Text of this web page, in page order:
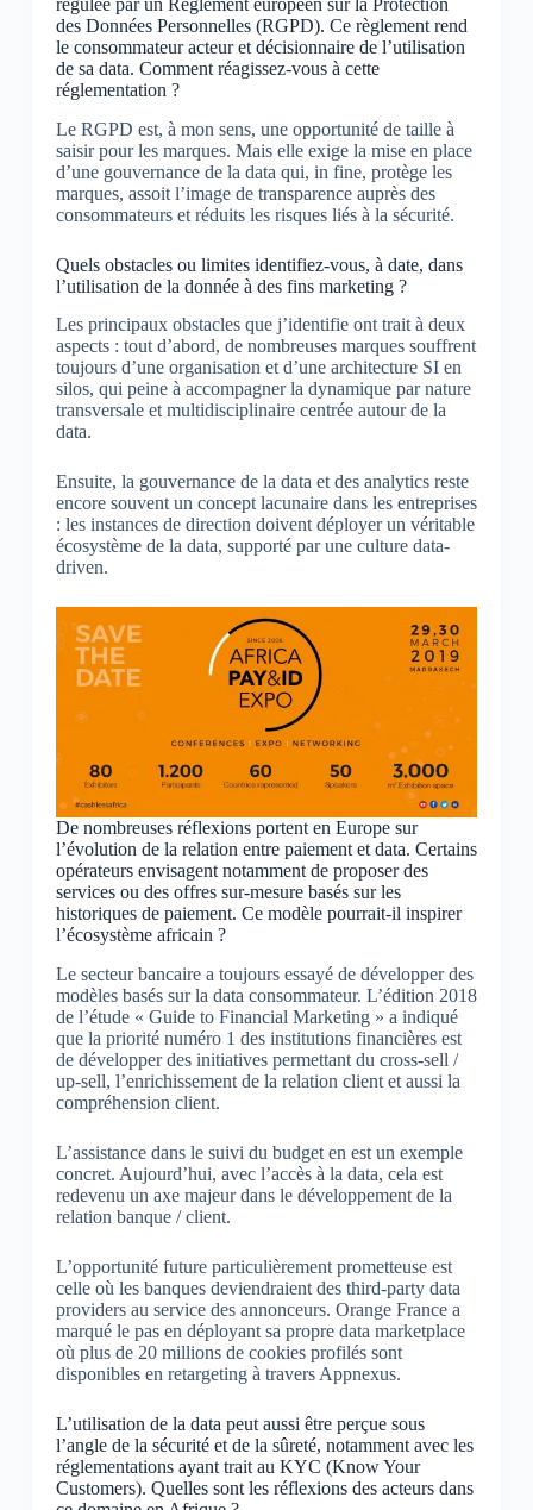
des Données Personnelles (RGPD). Ce règlement rend
le consommateur acteur et décisionnaire de l’utilisation
de sa data. Comment réagissez-vous à cette
réglementation ?
Le RGPD est, à mon sens, une opportunité de taille à
saisir pour les marques. Mais elle exige la mise en place
d’une gouvernance de la data qui, in fine, protège les
marques, assoit l’image de transparence auprès des
consommateurs et réduits les risques liés à la sécurité.
Quels obstacles ou limites identifiez-vous, à date, dans
l’utilisation de la donnée à des fins marketing ?
Les principaux obstacles que j’identifie ont trait à deux
aspects : tout d’abord, de nombreuses marques souffrent
toujours d’une organisation et d’une architecture SI en
silos, qui peine à accompagner la dynamique par nature
transversale et multidisciplinaire centrée autour de la
data.
Ensuite, la gouvernance de la data et des analytics reste
encore souvent un concept lacunaire dans les entreprises
: les instances de direction doivent déployer un véritable
écosystème de la data, supporté par une culture data-
driven.
De nombreuses réflexions portent en Europe sur
l’évolution de la relation entre paiement et data. Certains
opérateurs envisagent notamment de proposer des
services ou des offres sur-mesure basés sur les
historiques de paiement. Ce modèle pourrait-il inspirer
l’écosystème africain ?
Le secteur bancaire a toujours essayé de développer des
modèles basés sur la data consommateur. L’édition 2018
de l’étude « Guide to Financial Marketing » a indiqué
que la priorité numéro 1 des institutions financières est
de développer des initiatives permettant du cross-sell /
up-sell, l’enrichissement de la relation client et aussi la
compréhension client.
L’assistance dans le suivi du budget en est un exemple
concret. Aujourd’hui, avec l’accès à la data, cela est
redevenu un axe majeur dans le développement de la
relation banque / client.
L’opportunité future particulièrement prometteuse est
celle où les banques deviendraient des third-party data
providers au service des annonceurs. Orange France a
marqué le pas en déployant sa propre data marketplace
où plus de 20 millions de cookies profilés sont
disponibles en retargeting à travers Appnexus.
L’utilisation de la data peut aussi être perçue sous
l’angle de la sécurité et de la sûreté, notamment avec les
réglementations ayant trait au KYC (Know Your
Customers). Quelles sont les réflexions des acteurs dans